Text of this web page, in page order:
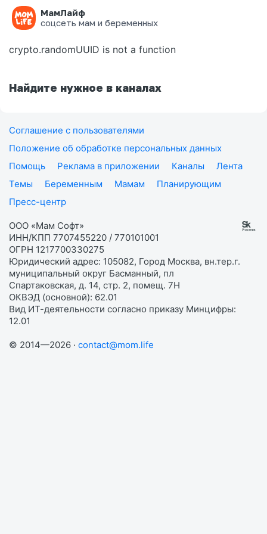
МамЛайф
соцсеть мам и беременных
Ошибка на странице
crypto.randomUUID is not a function
Найдите нужное в каналах
Соглашение с пользователями
Положение об обработке персональных данных
Помощь
Реклама в приложении Каналы
Лента
Темы
Беременным Мамам
Планирующим
Пресс-центр
ООО «Мам Софт»
ИНН/КПП 7707455220 / 770101001
ОГРН 1217700330275
Юридический адрес: 105082, Город Москва, вн.тер.г.
муниципальный округ Басманный, пл
Спартаковская, д. 14, стр. 2, помещ. 7Н
ОКВЭД (основной): 62.01
Вид ИТ-деятельности согласно приказу Минцифры:
12.01
© 2014—2026 · contact@mom.life